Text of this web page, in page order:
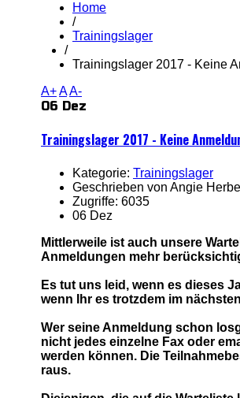
Home
/
Trainingslager
/
Trainingslager 2017 - Keine
A+AA-
06 Dez
Trainingslager 2017 - Keine
Kategorie: Trainingslager
Geschrieben von Angie
Zugriffe: 6035
06 Dez
Mittlerweile ist auch unsere
Anmeldungen mehr
Es tut uns leid, wenn es dieses
wenn Ihr es trotzdem im
Wer seine Anmeldung schon
nicht jedes einzelne Fax oder
werden können. Die
raus.